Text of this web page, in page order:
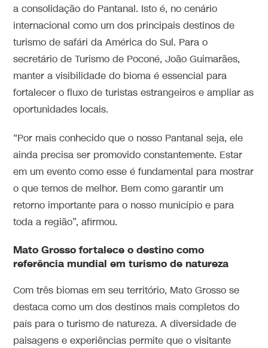
a consolidação do Pantanal. Isto é, no cenário
internacional como um dos principais destinos de
turismo de safári da América do Sul. Para o
secretário de Turismo de Poconé, João Guimarães,
manter a visibilidade do bioma é essencial para
fortalecer o fluxo de turistas estrangeiros e ampliar as
oportunidades locais.
“Por mais conhecido que o nosso Pantanal seja, ele
ainda precisa ser promovido constantemente. Estar
em um evento como esse é fundamental para mostrar
o que temos de melhor. Bem como garantir um
retorno importante para o nosso município e para
toda a região”, afirmou.
Mato Grosso fortalece o destino como
referência mundial em turismo de natureza
Com três biomas em seu território, Mato Grosso se
destaca como um dos destinos mais completos do
país para o turismo de natureza. A diversidade de
paisagens e experiências permite que o visitante